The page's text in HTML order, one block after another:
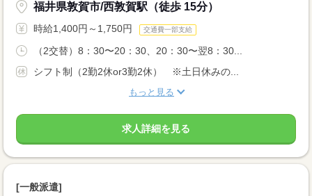
福井県敦賀市/西敦賀駅（徒歩 15分）
時給1,400円～1,750円 交通費一部支給
（2交替）8：30〜20：30、20：30〜翌8：30...
シフト制（2勤2休or3勤2休） ※土日休みの...
もっと見る
求人詳細を見る
[一般派遣]